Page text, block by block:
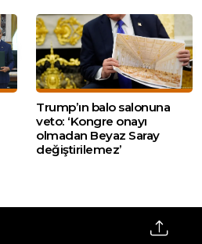
Trump’ın balo salonuna
veto: ‘Kongre onayı
olmadan Beyaz Saray
değiştirilemez’